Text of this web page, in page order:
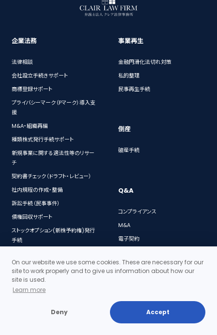
企業法務
法律相談
会社設立手続きサポート
商標登録サポート
プライバシーマーク（Pマーク）導入支
援
M&A・組織再編
種類株式発行手続サポート
新規事業に関する適法性等のリサー
チ
契約書チェック（ドラフト・レビュー）
社内規程の作成・整備
訴訟手続（民事事件）
債権回収サポート
ストックオプション(新株予約権)発行
手続
ビス
社債発行手続
法務デューデリジェンス
事業再生
金融円滑化法切れ対策
私的整理
民事再生手続
倒産
破産手続
Q&A
コンプライアンス
M&A
電子契約
契約
On our website we use some cookies. These are necessary for our
site to work properly and to give us information about how our
site is used.
Learn more
Deny Accept